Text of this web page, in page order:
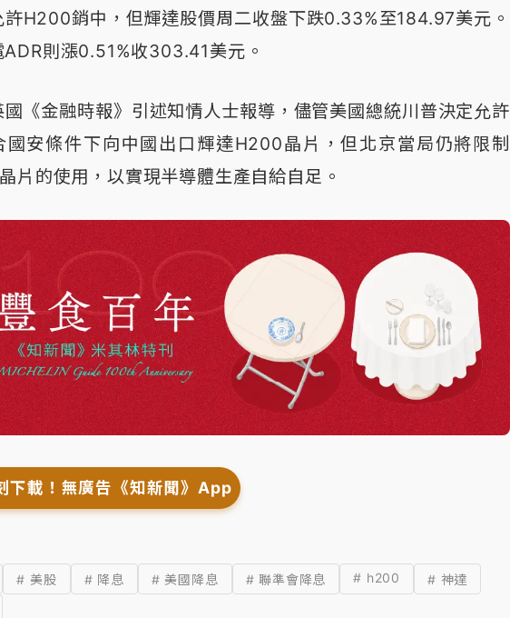
許H200銷中，但輝達股價周二收盤下跌0.33%至184.97美元。
ADR則漲0.51%收303.41美元。
國《金融時報》引述知情人士報導，儘管美國總統川普決定允許
國安條件下向中國出口輝達H200晶片，但北京當局仍將限制
片的使用，以實現半導體生產自給自足。
下載！無廣告《知新聞》App
# 美股 # 降息 # 美國降息 # 聯準會降息 # h200
# 神達